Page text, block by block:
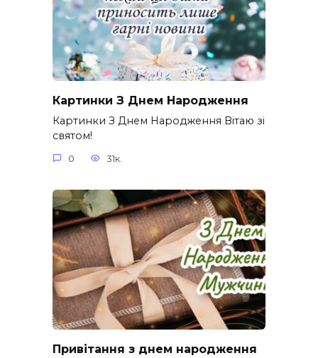
Картинки З Днем Народження
Картинки З Днем Народження Вітаю зі
святом!
0 31к.
Привітання з днем народження